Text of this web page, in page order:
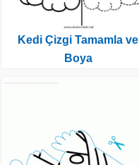
Kedi Çizgi Tamamla ve
Boya